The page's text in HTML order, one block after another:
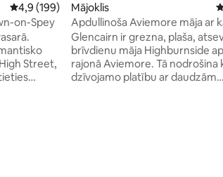
446
Vidējais vērtējums: 4,9 no 5, atsauksmju
4,9 (199)
on-Spey
Street,
Mājoklis
Apdullinoša Aviemore māja ar
vannu un pirti
Glencairn ir grezna, plaša,
brīvdienu māja Highburnside
rajonā Aviemore. Tā nodrošina
dzīvojamo platību ar daudzām